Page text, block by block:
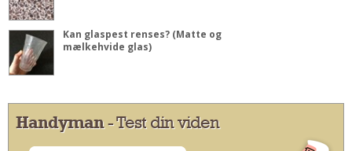
Kan glaspest renses? (Matte og
mælkehvide glas)
Handyman- Test din viden